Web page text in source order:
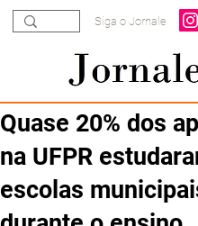
Siga o Jornale
Quase 20% dos
na UFPR
escolas